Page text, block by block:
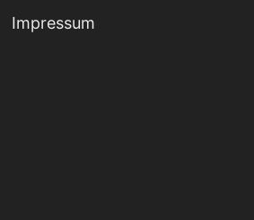
Impressum